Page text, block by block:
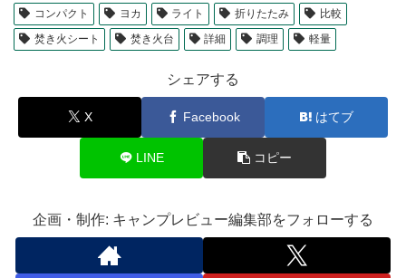
コンパクト
ヨカ ライト 折りたたみ
比較
焚き火シート
焚き火台 詳細 調理 軽量
シェアする
X Facebook はてブ
LINE コピー
企画・制作: キャンプレビュー編集部をフォローする